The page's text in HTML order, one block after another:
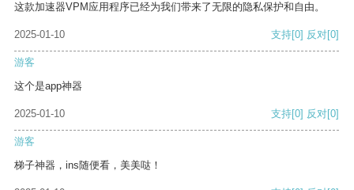
这款加速器VPM应用程序已经为我们带来了无限的隐私保护和自由。
2025-01-10 支持[0] 反对[0]
游客
这个是app神器
2025-01-10 支持[0] 反对[0]
游客
梯子神器，ins随便看，美美哒！